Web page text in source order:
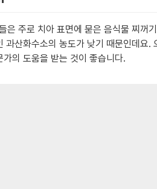
주로 치아 표면에 묻은 음식물 찌꺼
산화수소의 농도가 낮기 때문인데요
의 도움을 받는 것이 좋습니다.